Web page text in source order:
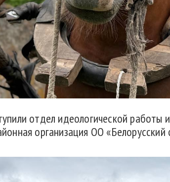
отдел идеологической
организация ОО